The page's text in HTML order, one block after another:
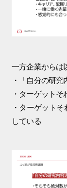
一方企業からは
・「自分の研
・ターゲット
・ターゲット
している